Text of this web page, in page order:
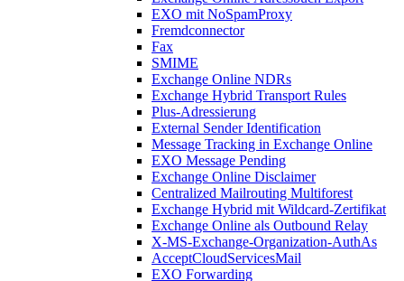
EXO mit NoSpamProxy
Fremdconnector
Fax
SMIME
Exchange Online NDRs
Exchange Hybrid Transport Rules
Plus-Adressierung
External Sender Identification
Message Tracking in Exchange Online
EXO Message Pending
Exchange Online Disclaimer
Centralized Mailrouting Multiforest
Exchange Hybrid mit Wildcard-Zertifikat
Exchange Online als Outbound Relay
X-MS-Exchange-Organization-AuthAs
AcceptCloudServicesMail
EXO Forwarding